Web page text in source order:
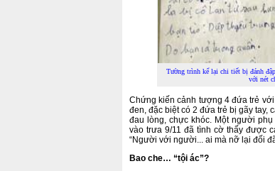
Tường trình kể lại chi tiết bị đánh
với nét
Chứng kiến cảnh tượng 4 đứa trẻ
đen, đặc biệt có 2 đứa trẻ bị gãy tay,
đau lòng, chực khóc. Một người
vào trưa 9/11 đã tình cờ thấy được
“Người với người... ai mà nỡ lại đối
Bao che… “tội ác”?